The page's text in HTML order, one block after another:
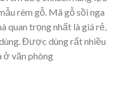
rèm gỗ. Mã gỗ sồi nga
quan trọng nhất là giá rẻ,
Được dùng rất nhiều
ở văn phòng